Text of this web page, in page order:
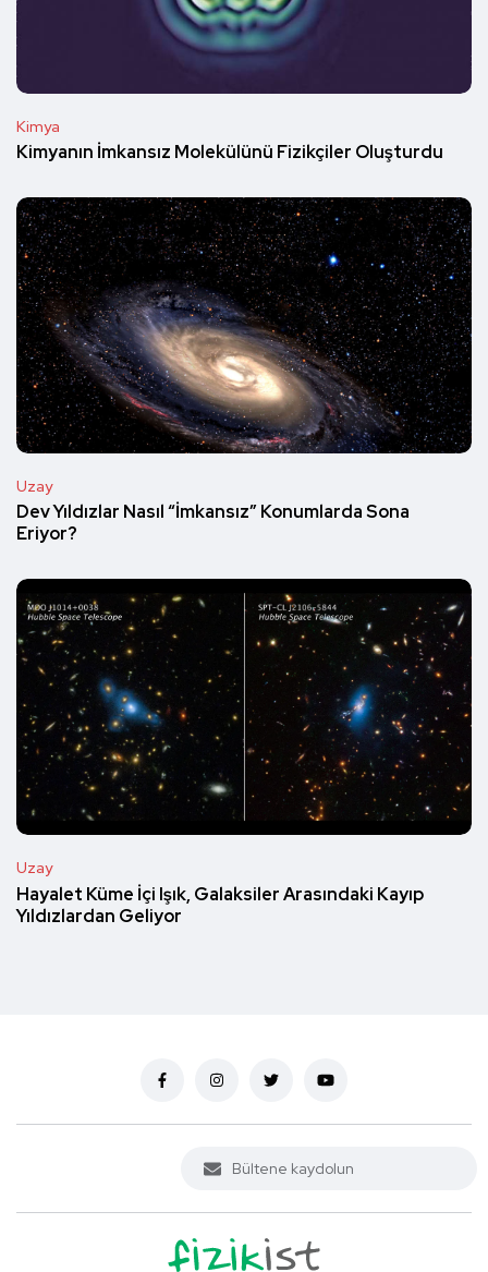
Kimya
Kimyanın İmkansız Molekülünü Fizikçiler Oluşturdu
Uzay
Dev Yıldızlar Nasıl “İmkansız” Konumlarda Sona
Eriyor?
Uzay
Hayalet Küme İçi Işık, Galaksiler Arasındaki Kayıp
Yıldızlardan Geliyor